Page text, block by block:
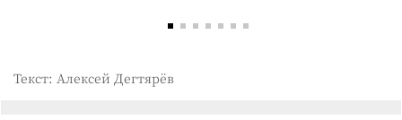
Текст: Алексей Дегтярёв